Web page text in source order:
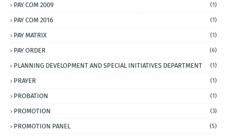
PAY COM 2009 (1)
PAY COM 2016 (1)
PAY MATRIX (1)
PAY ORDER (6)
PLANNING DEVELOPMENT AND SPECIAL INITIATIVES DEPARTMENT (1)
PRAYER (1)
PROBATION (1)
PROMOTION (3)
PROMOTION PANEL (5)